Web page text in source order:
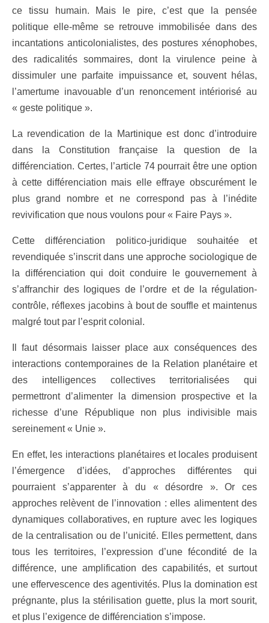
ce tissu humain. Mais le pire, c’est que la pensée
politique elle-même se retrouve immobilisée dans des
incantations anticolonialistes, des postures xénophobes,
des radicalités sommaires, dont la virulence peine à
dissimuler une parfaite impuissance et, souvent hélas,
l’amertume inavouable d’un renoncement intériorisé au
« geste politique ».
La revendication de la Martinique est donc d’introduire
dans la Constitution française la question de la
différenciation. Certes, l’article 74 pourrait être une option
à cette différenciation mais elle effraye obscurément le
plus grand nombre et ne correspond pas à l’inédite
revivification que nous voulons pour « Faire Pays ».
Cette différenciation politico-juridique souhaitée et
revendiquée s’inscrit dans une approche sociologique de
la différenciation qui doit conduire le gouvernement à
s’affranchir des logiques de l’ordre et de la régulation-
contrôle, réflexes jacobins à bout de souffle et maintenus
malgré tout par l’esprit colonial.
Il faut désormais laisser place aux conséquences des
interactions contemporaines de la Relation planétaire et
des intelligences collectives territorialisées qui
permettront d’alimenter la dimension prospective et la
richesse d’une République non plus indivisible mais
sereinement « Unie ».
En effet, les interactions planétaires et locales produisent
l’émergence d’idées, d’approches différentes qui
pourraient s’apparenter à du « désordre ». Or ces
approches relèvent de l’innovation : elles alimentent des
dynamiques collaboratives, en rupture avec les logiques
de la centralisation ou de l’unicité. Elles permettent, dans
tous les territoires, l’expression d’une fécondité de la
différence, une amplification des capabilités, et surtout
une effervescence des agentivités. Plus la domination est
prégnante, plus la stérilisation guette, plus la mort sourit,
et plus l’exigence de différenciation s’impose.